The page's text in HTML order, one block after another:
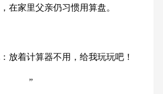
在家里父亲仍习惯用算盘。
放着计算器不用，给我玩玩吧！
”